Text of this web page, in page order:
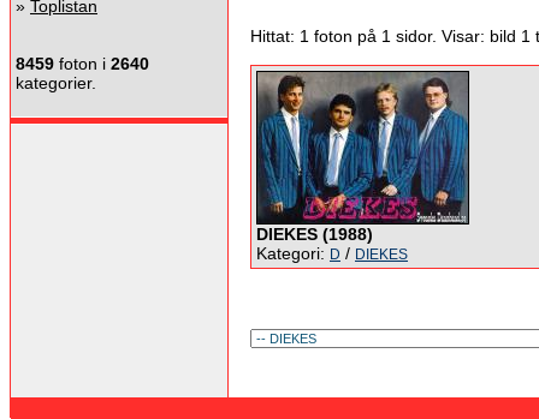
» Toplistan
8459 foton i 2640
kategorier.
Hittat: 1 foton på 1 sidor. Visar: bild 1
DIEKES (1988)
Kategori: D / DIEKES